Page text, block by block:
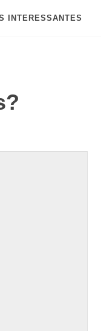
INTERESSANTES